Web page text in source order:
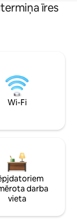
īres
Wi-Fi
darba
vieta